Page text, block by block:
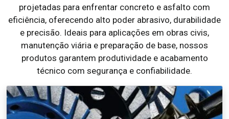
projetadas para enfrentar concreto e asfalto com
eficiência, oferecendo alto poder abrasivo, durabilidade
e precisão. Ideais para aplicações em obras civis,
manutenção viária e preparação de base, nossos
produtos garantem produtividade e acabamento
técnico com segurança e confiabilidade.